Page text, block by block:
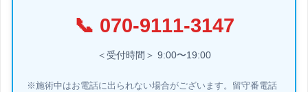
📞 070-9111-3147
＜受付時間＞ 9:00〜19:00
※施術中はお電話に出られない場合がございます。留守番電話